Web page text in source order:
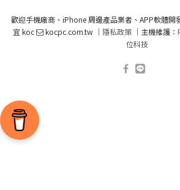
歡迎手機廠商、iPhone 周邊產品業者、APP軟體開
宜 koc
kocpc.com.tw ｜ 隱私政策｜主機維護：
位科技